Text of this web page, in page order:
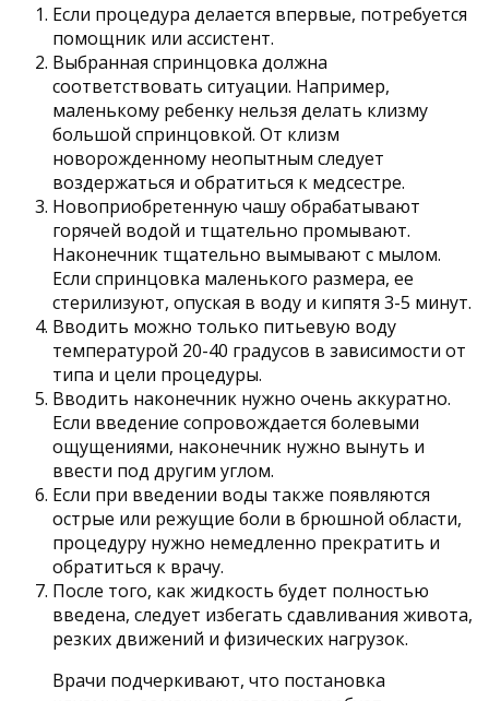
Если процедура делается впервые, потребуется
помощник или ассистент.
Выбранная спринцовка должна
соответствовать ситуации. Например,
маленькому ребенку нельзя делать клизму
большой спринцовкой. От клизм
новорожденному неопытным следует
воздержаться и обратиться к медсестре.
Новоприобретенную чашу обрабатывают
горячей водой и тщательно промывают.
Наконечник тщательно вымывают с мылом.
Если спринцовка маленького размера, ее
стерилизуют, опуская в воду и кипятя 3-5 минут.
Вводить можно только питьевую воду
температурой 20-40 градусов в зависимости от
типа и цели процедуры.
Вводить наконечник нужно очень аккуратно.
Если введение сопровождается болевыми
ощущениями, наконечник нужно вынуть и
ввести под другим углом.
Если при введении воды также появляются
острые или режущие боли в брюшной области,
процедуру нужно немедленно прекратить и
обратиться к врачу.
После того, как жидкость будет полностью
введена, следует избегать сдавливания живота,
резких движений и физических нагрузок.
Врачи подчеркивают, что постановка